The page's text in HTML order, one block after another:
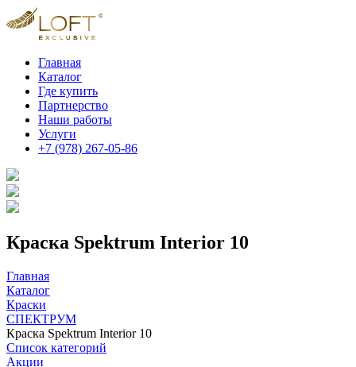
Главная
Каталог
Где купить
Партнерство
Наши работы
Услуги
+7 (978) 267-05-86
Краска Spektrum Interior 10
Главная
Каталог
Краски
СПЕКТРУМ
Краска Spektrum Interior 10
Список категорий
Акции